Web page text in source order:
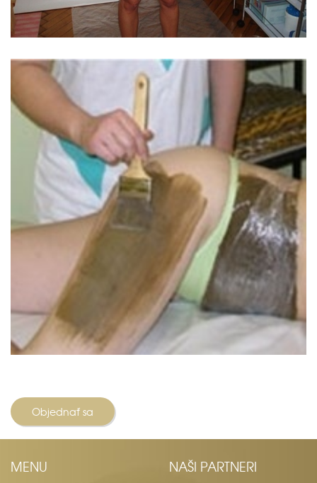
Objednať sa
MENU NAŠI PARTNERI